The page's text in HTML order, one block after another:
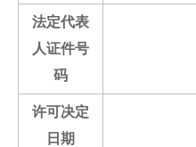
法定代表
人证件号
码
许可决定
日期